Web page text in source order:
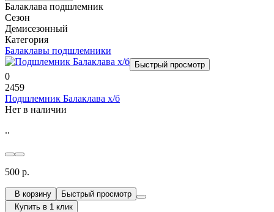
Балаклава подшлемник
Сезон
Демисезонный
Категория
Балаклавы подшлемники
Быстрый просмотр
0
2459
Подшлемник Балаклава х/б
Нет в наличии
..
500 р.
В корзину
Быстрый просмотр
Купить в 1 клик